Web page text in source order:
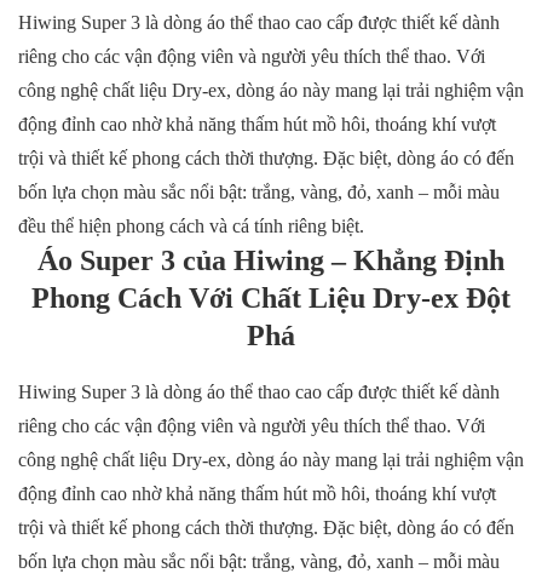
Hiwing Super 3 là dòng áo thể thao cao cấp được thiết kế dành
riêng cho các vận động viên và người yêu thích thể thao. Với
công nghệ chất liệu Dry-ex, dòng áo này mang lại trải nghiệm vận
động đỉnh cao nhờ khả năng thấm hút mồ hôi, thoáng khí vượt
trội và thiết kế phong cách thời thượng. Đặc biệt, dòng áo có đến
bốn lựa chọn màu sắc nổi bật: trắng, vàng, đỏ, xanh – mỗi màu
đều thể hiện phong cách và cá tính riêng biệt.
Áo Super 3 của Hiwing – Khẳng Định
Phong Cách Với Chất Liệu Dry-ex Đột
Phá
Hiwing Super 3 là dòng áo thể thao cao cấp được thiết kế dành
riêng cho các vận động viên và người yêu thích thể thao. Với
công nghệ chất liệu Dry-ex, dòng áo này mang lại trải nghiệm vận
động đỉnh cao nhờ khả năng thấm hút mồ hôi, thoáng khí vượt
trội và thiết kế phong cách thời thượng. Đặc biệt, dòng áo có đến
bốn lựa chọn màu sắc nổi bật: trắng, vàng, đỏ, xanh – mỗi màu